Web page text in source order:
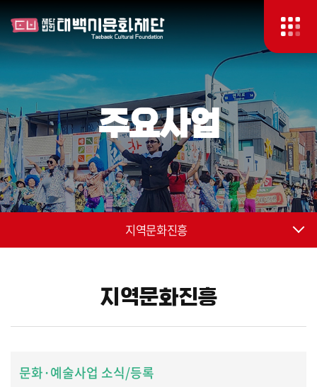
주요사업
지역문화진흥
지역문화진흥
문화·예술사업 소식/등록